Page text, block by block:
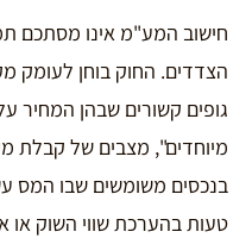
חישוב המע"מ אינו מסתכם
הצדדים. החוק בוחן לעומק
גופים קשורים שבהן המחיר
מיוחדים", מצבים של קבלת
בנכסים משומשים שבו המס
טעות בהערכת שווי השוק או